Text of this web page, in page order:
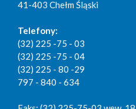
41-403 Chełm Śląski
Telefony:
(32) 225 -75 - 03
(32) 225 -75 - 04
(32) 225 - 80 -29
797 - 840 - 634